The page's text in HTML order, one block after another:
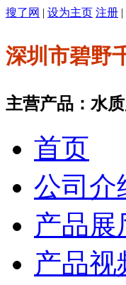
搜了网 | 设为主页 注册 |
深圳市碧野
主营产品：水
首页
公司介
产品展
产品视